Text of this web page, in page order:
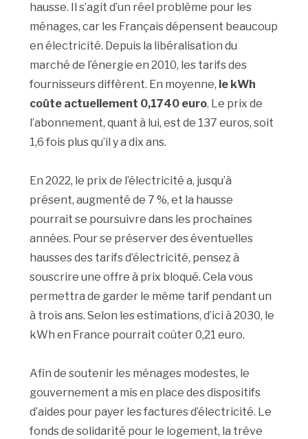
hausse. Il s’agit d’un réel problème pour les
ménages, car les Français dépensent beaucoup
en électricité. Depuis la libéralisation du
marché de l’énergie en 2010, les tarifs des
fournisseurs diffèrent. En moyenne, le kWh
coûte actuellement 0,1740 euro. Le prix de
l’abonnement, quant à lui, est de 137 euros, soit
1,6 fois plus qu’il y a dix ans.
En 2022, le prix de l’électricité a, jusqu’à
présent, augmenté de 7 %, et la hausse
pourrait se poursuivre dans les prochaines
années. Pour se préserver des éventuelles
hausses des tarifs d’électricité, pensez à
souscrire une offre à prix bloqué. Cela vous
permettra de garder le même tarif pendant un
à trois ans. Selon les estimations, d’ici à 2030, le
kWh en France pourrait coûter 0,21 euro.
Afin de soutenir les ménages modestes, le
gouvernement a mis en place des dispositifs
d’aides pour payer les factures d’électricité. Le
fonds de solidarité pour le logement, la trêve